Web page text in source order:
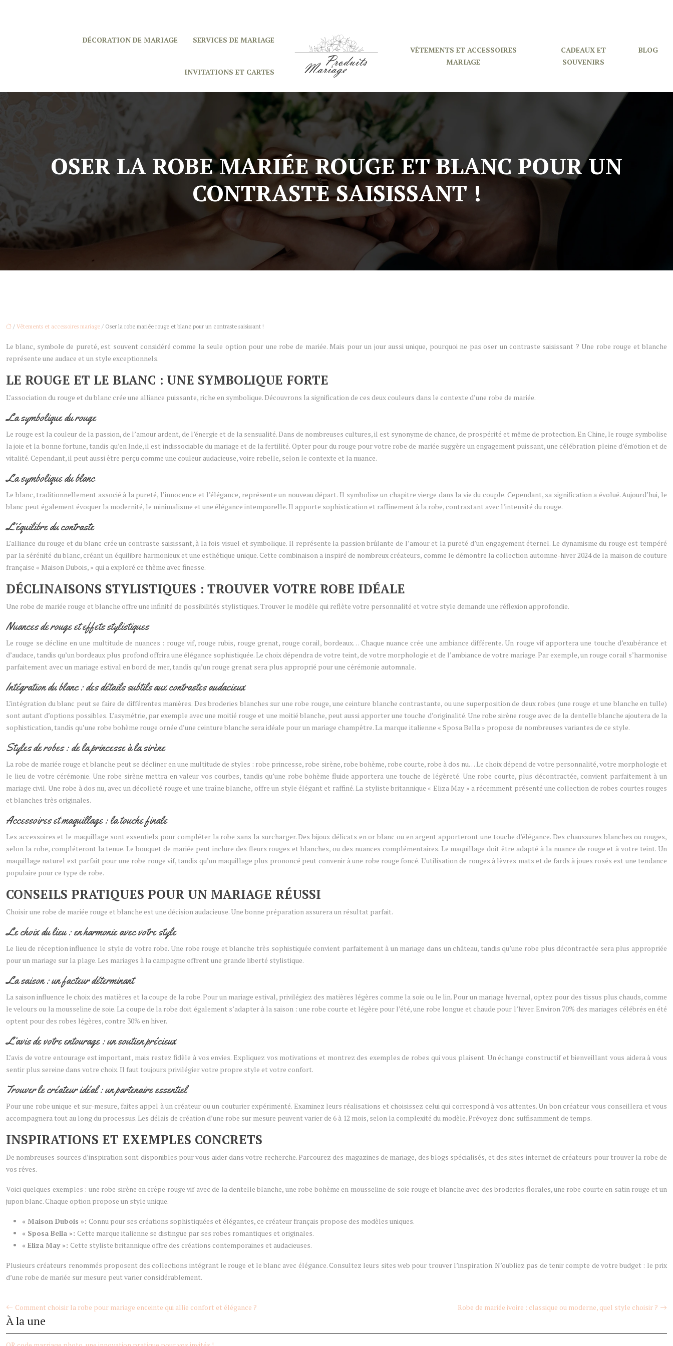
SERVICES DE MARIAGE
DÉCORATION DE MARIAGE
INVITATIONS ET CARTES
VÊTEMENTS ET ACCESSOIRES
MARIAGE
CADEAUX ET
SOUVENIRS
BLOG
OSER LA ROBE MARIÉE ROUGE ET BLANC POUR UN
CONTRASTE SAISISSANT !
/ Vêtements et accessoires mariage / Oser la robe mariée rouge et blanc pour un contraste saisissant !
Le blanc, symbole de pureté, est souvent considéré comme la seule option pour une robe de mariée. Mais pour un jour aussi unique, pourquoi ne pas oser un contraste saisissant ? Une robe rouge et blanche
représente une audace et un style exceptionnels.
LE ROUGE ET LE BLANC : UNE SYMBOLIQUE FORTE
L’association du rouge et du blanc crée une alliance puissante, riche en symbolique. Découvrons la signification de ces deux couleurs dans le contexte d’une robe de mariée.
La symbolique du rouge
Le rouge est la couleur de la passion, de l’amour ardent, de l’énergie et de la sensualité. Dans de nombreuses cultures, il est synonyme de chance, de prospérité et même de protection. En Chine, le rouge symbolise
la joie et la bonne fortune, tandis qu’en Inde, il est indissociable du mariage et de la fertilité. Opter pour du rouge pour votre robe de mariée suggère un engagement puissant, une célébration pleine d’émotion et de
vitalité. Cependant, il peut aussi être perçu comme une couleur audacieuse, voire rebelle, selon le contexte et la nuance.
La symbolique du blanc
Le blanc, traditionnellement associé à la pureté, l’innocence et l’élégance, représente un nouveau départ. Il symbolise un chapitre vierge dans la vie du couple. Cependant, sa signification a évolué. Aujourd’hui, le
blanc peut également évoquer la modernité, le minimalisme et une élégance intemporelle. Il apporte sophistication et raffinement à la robe, contrastant avec l’intensité du rouge.
L’équilibre du contraste
L’alliance du rouge et du blanc crée un contraste saisissant, à la fois visuel et symbolique. Il représente la passion brûlante de l’amour et la pureté d’un engagement éternel. Le dynamisme du rouge est tempéré
par la sérénité du blanc, créant un équilibre harmonieux et une esthétique unique. Cette combinaison a inspiré de nombreux créateurs, comme le démontre la collection automne-hiver 2024 de la maison de couture
française « Maison Dubois, » qui a exploré ce thème avec finesse.
DÉCLINAISONS STYLISTIQUES : TROUVER VOTRE ROBE IDÉALE
Une robe de mariée rouge et blanche offre une infinité de possibilités stylistiques. Trouver le modèle qui reflète votre personnalité et votre style demande une réflexion approfondie.
Nuances de rouge et effets stylistiques
Le rouge se décline en une multitude de nuances : rouge vif, rouge rubis, rouge grenat, rouge corail, bordeaux… Chaque nuance crée une ambiance différente. Un rouge vif apportera une touche d’exubérance et
d’audace, tandis qu’un bordeaux plus profond offrira une élégance sophistiquée. Le choix dépendra de votre teint, de votre morphologie et de l’ambiance de votre mariage. Par exemple, un rouge corail s’harmonise
parfaitement avec un mariage estival en bord de mer, tandis qu’un rouge grenat sera plus approprié pour une cérémonie automnale.
Intégration du blanc : des détails subtils aux contrastes audacieux
L’intégration du blanc peut se faire de différentes manières. Des broderies blanches sur une robe rouge, une ceinture blanche contrastante, ou une superposition de deux robes (une rouge et une blanche en tulle)
sont autant d’options possibles. L’asymétrie, par exemple avec une moitié rouge et une moitié blanche, peut aussi apporter une touche d’originalité. Une robe sirène rouge avec de la dentelle blanche ajoutera de la
sophistication, tandis qu’une robe bohème rouge ornée d’une ceinture blanche sera idéale pour un mariage champêtre. La marque italienne « Sposa Bella » propose de nombreuses variantes de ce style.
Styles de robes : de la princesse à la sirène
La robe de mariée rouge et blanche peut se décliner en une multitude de styles : robe princesse, robe sirène, robe bohème, robe courte, robe à dos nu… Le choix dépend de votre personnalité, votre morphologie et
le lieu de votre cérémonie. Une robe sirène mettra en valeur vos courbes, tandis qu’une robe bohème fluide apportera une touche de légèreté. Une robe courte, plus décontractée, convient parfaitement à un
mariage civil. Une robe à dos nu, avec un décolleté rouge et une traîne blanche, offre un style élégant et raffiné. La styliste britannique « Eliza May » a récemment présenté une collection de robes courtes rouges
et blanches très originales.
Accessoires et maquillage : la touche finale
Les accessoires et le maquillage sont essentiels pour compléter la robe sans la surcharger. Des bijoux délicats en or blanc ou en argent apporteront une touche d’élégance. Des chaussures blanches ou rouges,
selon la robe, compléteront la tenue. Le bouquet de mariée peut inclure des fleurs rouges et blanches, ou des nuances complémentaires. Le maquillage doit être adapté à la nuance de rouge et à votre teint. Un
maquillage naturel est parfait pour une robe rouge vif, tandis qu’un maquillage plus prononcé peut convenir à une robe rouge foncé. L’utilisation de rouges à lèvres mats et de fards à joues rosés est une tendance
populaire pour ce type de robe.
CONSEILS PRATIQUES POUR UN MARIAGE RÉUSSI
Choisir une robe de mariée rouge et blanche est une décision audacieuse. Une bonne préparation assurera un résultat parfait.
Le choix du lieu : en harmonie avec votre style
Le lieu de réception influence le style de votre robe. Une robe rouge et blanche très sophistiquée convient parfaitement à un mariage dans un château, tandis qu’une robe plus décontractée sera plus appropriée
pour un mariage sur la plage. Les mariages à la campagne offrent une grande liberté stylistique.
La saison : un facteur déterminant
La saison influence le choix des matières et la coupe de la robe. Pour un mariage estival, privilégiez des matières légères comme la soie ou le lin. Pour un mariage hivernal, optez pour des tissus plus chauds, comme
le velours ou la mousseline de soie. La coupe de la robe doit également s’adapter à la saison : une robe courte et légère pour l’été, une robe longue et chaude pour l’hiver. Environ 70% des mariages célébrés en été
optent pour des robes légères, contre 30% en hiver.
L’avis de votre entourage : un soutien précieux
L’avis de votre entourage est important, mais restez fidèle à vos envies. Expliquez vos motivations et montrez des exemples de robes qui vous plaisent. Un échange constructif et bienveillant vous aidera à vous
sentir plus sereine dans votre choix. Il faut toujours privilégier votre propre style et votre confort.
Trouver le créateur idéal : un partenaire essentiel
Pour une robe unique et sur-mesure, faites appel à un créateur ou un couturier expérimenté. Examinez leurs réalisations et choisissez celui qui correspond à vos attentes. Un bon créateur vous conseillera et vous
accompagnera tout au long du processus. Les délais de création d’une robe sur mesure peuvent varier de 6 à 12 mois, selon la complexité du modèle. Prévoyez donc suffisamment de temps.
INSPIRATIONS ET EXEMPLES CONCRETS
De nombreuses sources d’inspiration sont disponibles pour vous aider dans votre recherche. Parcourez des magazines de mariage, des blogs spécialisés, et des sites internet de créateurs pour trouver la robe de
vos rêves.
Voici quelques exemples : une robe sirène en crêpe rouge vif avec de la dentelle blanche, une robe bohème en mousseline de soie rouge et blanche avec des broderies florales, une robe courte en satin rouge et un
jupon blanc. Chaque option propose un style unique.
« Maison Dubois »: Connu pour ses créations sophistiquées et élégantes, ce créateur français propose des modèles uniques.
« Sposa Bella »: Cette marque italienne se distingue par ses robes romantiques et originales.
« Eliza May »: Cette styliste britannique offre des créations contemporaines et audacieuses.
Plusieurs créateurs renommés proposent des collections intégrant le rouge et le blanc avec élégance. Consultez leurs sites web pour trouver l’inspiration. N’oubliez pas de tenir compte de votre budget : le prix
d’une robe de mariée sur mesure peut varier considérablement.
Comment choisir la robe pour mariage enceinte qui allie confort et élégance ? Robe de mariée ivoire : classique ou moderne, quel style choisir ?
À la une